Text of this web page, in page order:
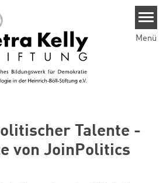
Menü
Talente -
von JoinPolitics